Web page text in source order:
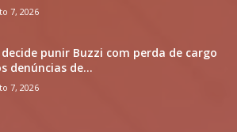
7, 2026
decide punir Buzzi com perda de cargo
denúncias de...
7, 2026